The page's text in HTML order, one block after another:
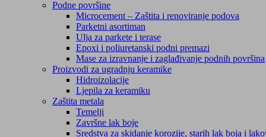
Podne površine
Microcement – Zaštita i renoviranje podova
Parketni asortiman
Ulja za parkete i terase
Epoxi i poliuretanski podni premazi
Mase za izravnanje i zaglađivanje podnih površina
Proizvodi za ugradnju keramike
Hidroizolacije
Ljepila za keramiku
Zaštita metala
Temelji
Završne lak boje
Sredstva za skidanje korozije, starih lak boja i